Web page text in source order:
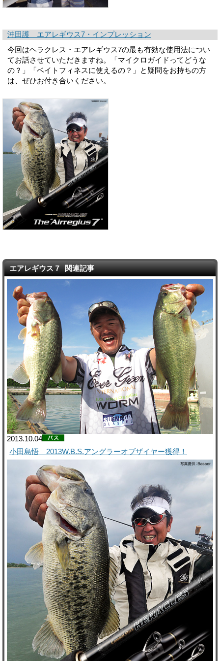
沖田護 エアレギウス7・インプレッション
今回はヘラクレス・エアレギウス7の最も有効な使用法につい
てお話させていただきますね。「マイクロガイドってどうな
の？」「ベイトフィネスに使えるの？」と疑問をお持ちの方
は、ぜひお付き合いください。
エアレギウス７ 関連記事
2013.10.04
小田島悟 2013W.B.S.アングラーオブザイヤー獲得！